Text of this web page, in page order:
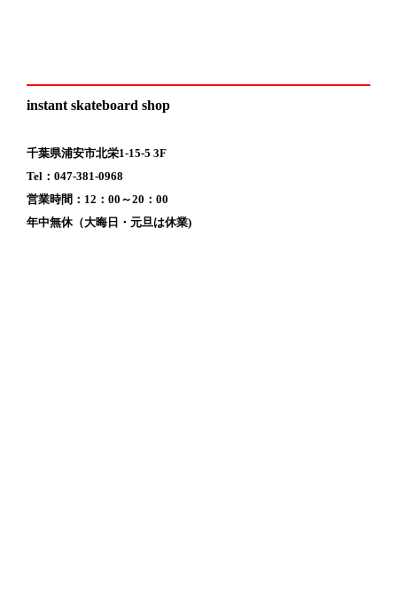
instant skateboard shop
千葉県浦安市北栄1-15-5 3F
Tel：047-381-0968
営業時間：12：00～20：00
年中無休（大晦日・元旦は休業)